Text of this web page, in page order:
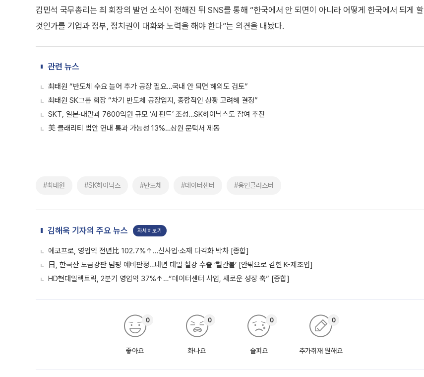
김민석 국무총리는 최 회장의 발언 소식이 전해진 뒤 SNS를 통해 “한국에서 안 되면이 아니라 어떻게 한국에서 되게 할
것인가를 기업과 정부, 정치권이 대화와 노력을 해야 한다”는 의견을 내놨다.
관련 뉴스
최태원 “반도체 수요 늘어 추가 공장 필요…국내 안 되면 해외도 검토”
최태원 SK그룹 회장 “차기 반도체 공장입지, 종합적인 상황 고려해 결정”
SKT, 일본·대만과 7600억원 규모 ‘AI 펀드’ 조성…SK하이닉스도 참여 추진
美 클래리티 법안 연내 통과 가능성 13%…상원 문턱서 제동
#최태원 #SK하이닉스 #반도체 #데이터센터 #용인클러스터
김해욱 기자의 주요 뉴스 자세히보기
에코프로, 영업익 전년比 102.7%↑…신사업·소재 다각화 박차 [종합]
日, 한국산 도금강판 덤핑 예비판정…내년 대일 철강 수출 ‘빨간불’ [안팎으로 갇힌 K-제조업]
HD현대일렉트릭, 2분기 영업익 37%↑…“데이터센터 사업, 새로운 성장 축” [종합]
좋아요
0
화나요
0
슬퍼요
0
추가취재 원해요
0